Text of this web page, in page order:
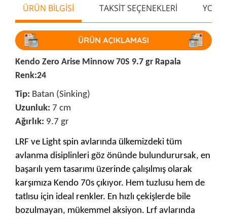
ÜRÜN BİLGİSİ TAKSİT SEÇENEKLERİ
Kendo Zero Arise Minnow 70S 9.7 gr Rapala
Renk:24
Tip: Batan (Sinking)
Uzunluk: 7 cm
Ağırlık: 9.7 gr
LRF ve Light spin avlarında ülkemizdeki tüm
avlanma disiplinleri göz önünde bulundurursak, en
başarılı yem tasarımı üzerinde çalışılmış olarak
karşımıza Kendo 70s çıkıyor. Hem tuzlusu hem de
tatlısu için ideal renkler. En hızlı çekişlerde bile
bozulmayan, mükemmel aksiyon. Lrf avlarında